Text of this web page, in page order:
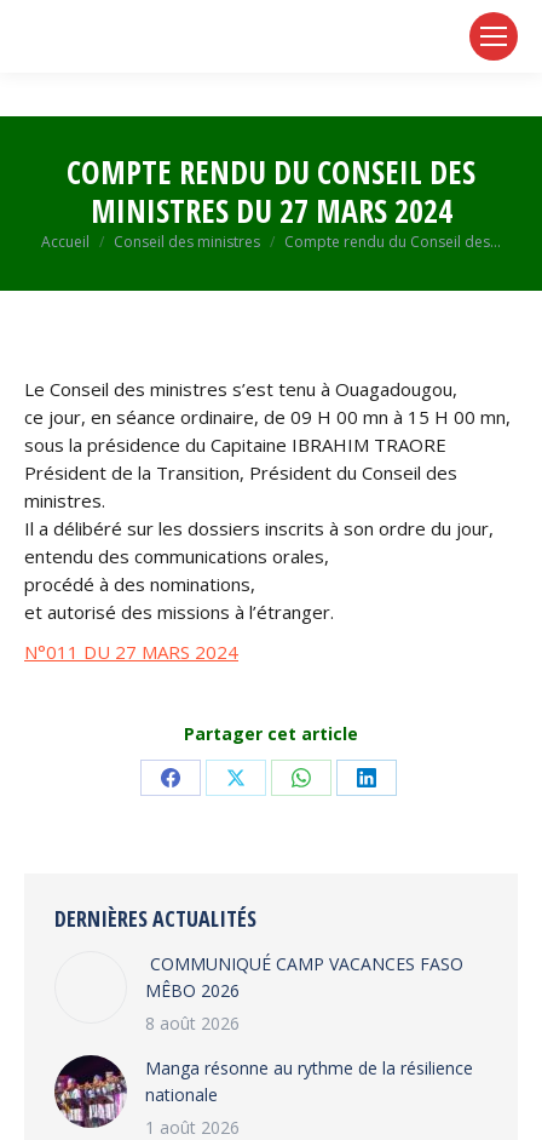
COMPTE RENDU DU CONSEIL DES
MINISTRES DU 27 MARS 2024
Vous êtes ici :
Accueil Conseil des ministres Compte rendu du Conseil des…
Le Conseil des ministres s’est tenu à Ouagadougou,
ce jour, en séance ordinaire, de 09 H 00 mn à 15 H 00 mn,
sous la présidence du Capitaine IBRAHIM TRAORE
Président de la Transition, Président du Conseil des
ministres.
Il a délibéré sur les dossiers inscrits à son ordre du jour,
entendu des communications orales,
procédé à des nominations,
et autorisé des missions à l’étranger.
N°011 DU 27 MARS 2024
Partager cet article
Share Share Share Share
DERNIÈRES ACTUALITÉS
COMMUNIQUÉ CAMP VACANCES FASO
MÊBO 2026
8 août 2026
Manga résonne au rythme de la résilience
nationale
1 août 2026